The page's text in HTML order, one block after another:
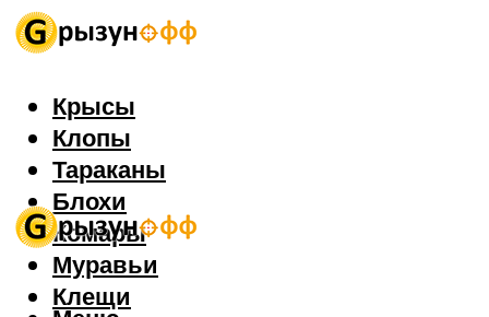
Крысы
Клопы
Тараканы
Блохи
Комары
Муравьи
Клещи